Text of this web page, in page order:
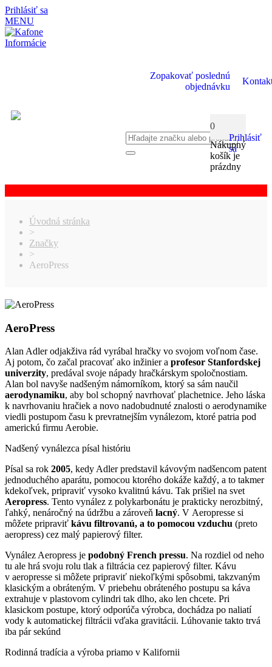
Prihlásiť sa
MENU
Informácie
Zopakovať poslednú
objednávku
0
Nákupný
košík je
prázdny
Prihlásiť
sa
Úvodná stránka
>
Značky
>
AeroPress
AeroPress
Alan Adler odjakživa rád vyrábal hračky vo svojom voľnom čase.
Aj potom, čo začal pracovať ako inžinier a profesor Stanfordskej
univerzity, predával svoje nápady hračkárskym spoločnostiam.
Alan bol navyše nadšeným námorníkom, ktorý sa sám naučil
aerodynamiku, aby bol schopný navrhovať plachetnice. Jeho láska
k navrhovaniu hračiek a novo nadobudnuté znalosti o aerodynamike
viedli postupom času k prevratnejším vynálezom, ktoré patria pod
americkú firmu Aerobie.
Nadšený vynálezca písal históriu
Písal sa rok 2005, kedy Adler predstavil kávovým nadšencom patent
jednoduchého aparátu, pomocou ktorého dokáže každý, a to takmer
kdekoľvek, pripraviť vysoko kvalitnú kávu. Tak prišiel na svet
Aeropress. Tento vynález z polykarbonátu je prakticky nerozbitný,
ľahký, nenáročný na údržbu a zároveň lacný. V Aeropresse si
môžete pripraviť kávu filtrovanú, a to pomocou vzduchu (preto
aeropress) cez malý papierový filter.
Vynález Aeropress je podobný French pressu. Na rozdiel od neho
tu ale hrá svoju rolu tlak a filtrácia cez papierový filter. Kávu
v aeropresse si môžete pripraviť niekoľkými spôsobmi, takzvaným
klasickým a obráteným. V priebehu obráteného postupu sa káva
extrahuje v plastovom cylindri tak dlho, ako len chcete. Pri
klasickom postupe, ktorý odporúča výrobca, dochádza po naliatí
vody k automatickej filtrácii vďaka gravitácii. Lúhovanie takto trvá
iba pár sekúnd
Rodinná tradícia a výroba priamo v Kalifornii